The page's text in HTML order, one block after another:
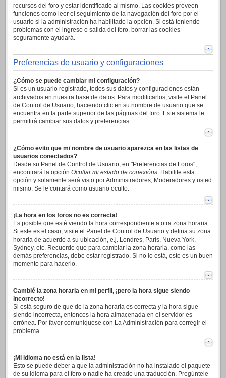
recursos del foro y estar identificado al mismo. Las cookies proveen
funciones como leer el seguimiento de la navegación del foro por el
usuario si la administración ha habilitado la opción. Si está teniendo
problemas con el ingreso o salida del foro, borrar las cookies
seguramente ayudará.
Preferencias de usuario y configuraciones
¿Cómo se puede cambiar mi configuración?
Si es un usuario registrado, todos sus datos y configuraciones están
archivados en nuestra base de datos. Para modificarlos, visite el Panel
de Control de Usuario; haciendo clic en su nombre de usuario que se
encuentra en la parte superior de las páginas del foro. Este sistema le
permitirá cambiar sus datos y preferencias.
¿Cómo evito que mi nombre de usuario aparezca en las listas de
usuarios conectados?
Desde su Panel de Control de Usuario, en "Preferencias de Foros",
encontrará la opción Ocultar mi estado de conexións. Habilite esta
opción y solamente será visto por Administradores, Moderadores y usted
mismo. Se le contará como usuario oculto.
¡La hora en los foros no es correcta!
Es posible que esté viendo la hora correspondiente a otra zona horaria.
Si este es el caso, visite el Panel de Control de Usuario y defina su zona
horaria de acuerdo a su ubicación, e.j. Londres, París, Nueva York,
Sydney, etc. Recuerde que para cambiar la zona horaria, como las
demás preferencias, debe estar registrado. Si no lo está, este es un buen
momento para hacerlo.
Cambié la zona horaria en mi perfil, ¡pero la hora sigue siendo
incorrecto!
Si está seguro de que de la zona horaria es correcta y la hora sigue
siendo incorrecta, entonces la hora almacenada en el servidor es
errónea. Por favor comuníquese con La Administración para corregir el
problema.
¡Mi idioma no está en la lista!
Esto se puede deber a que la administración no ha instalado el paquete
de su idioma para el foro o nadie ha creado una traducción. Pregúntele